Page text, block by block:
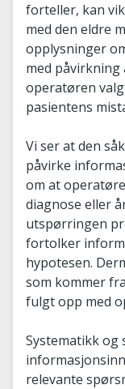
forteller, kan
med den eldre
opplysninger
med påvirkning
operatøren
pasientens
Vi ser at den
påvirke
om at
diagnose eller
utspørringen
fortolker
hypotesen.
som kommer
fulgt opp med
Systematikk og
relevante